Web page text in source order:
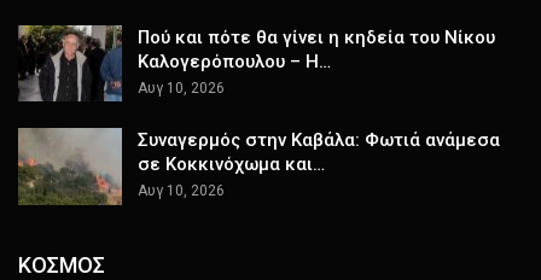
Πού και πότε θα γίνει η κηδεία του Νίκου
Καλογερόπουλου – Η…
Αυγ 10, 2026
Συναγερμός στην Καβάλα: Φωτιά ανάμεσα
σε Κοκκινόχωμα και…
Αυγ 10, 2026
ΚΟΣΜΟΣ